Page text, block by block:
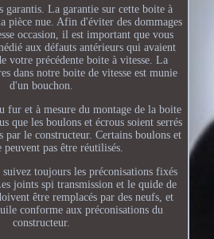
garantis. La garantie sur cette boite à
pièce nue. Afin d'éviter des dommages
occasion, il est important que vous
aux défauts antérieurs qui avaient
votre précédente boite à vitesse. La
dans notre boite de vitesse est munie
d'un bouchon.
fur et à mesure du montage de la boite
que les boulons et écrous soient serrés
par le constructeur. Certains boulons et
peuvent pas être réutilisés.
suivez toujours les préconisations fixés
joints spi transmission et le quide de
être remplacés par des neufs, et
conforme aux préconisations du
constructeur.